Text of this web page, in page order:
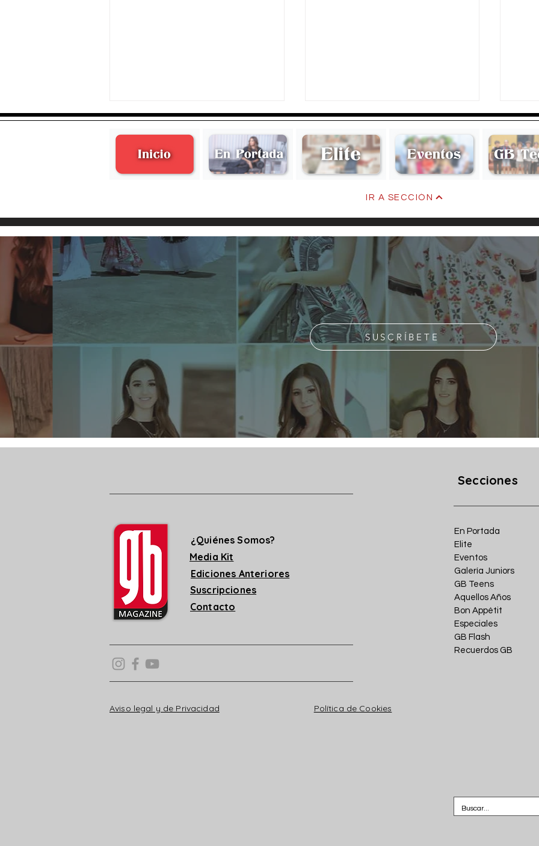
IR A SECCIÓN
SUSCRÍBETE
¿Quiénes Somos?
Media Kit
Ediciones Anteriores
Suscripciones
Contacto
Aviso legal y de Privacidad Política de Cookies
Secciones
En Portada
Elite
Eventos
Galería Juniors
GB Teens
Aquellos Años
Bon Appétit
Especiales
GB Flash
Recuerdos GB